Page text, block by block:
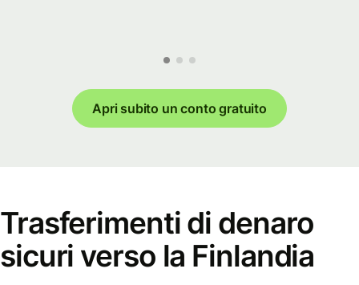
Apri subito un conto gratuito
Trasferimenti di denaro
sicuri verso la Finlandia